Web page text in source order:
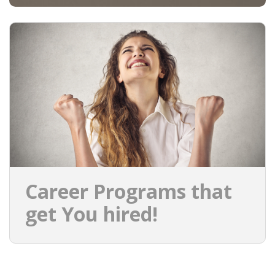
Career Programs that
get You hired!